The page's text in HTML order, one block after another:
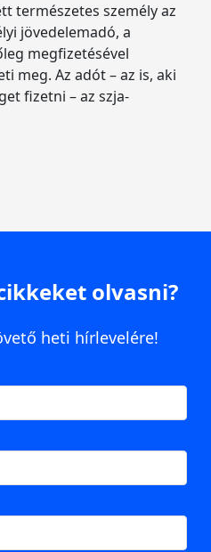
természetes személy az
jövedelemadó, a
megfizetésével
meg. Az adót – az is, aki
fizetni – az szja-
olvasni?
heti hírlevelére!